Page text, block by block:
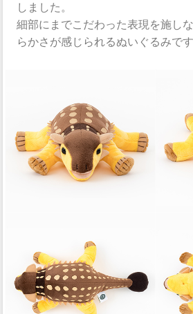
しました。
細部にまでこだわった表現を施し
らかさが感じられるぬいぐるみです